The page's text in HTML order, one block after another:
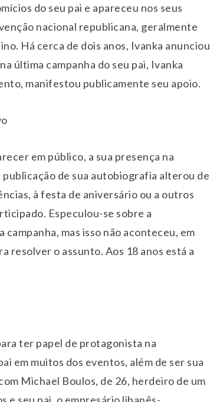
do seu pai e apareceu nos seus
nacional republicana, geralmente
Há cerca de dois anos, Ivanka anunciou
última campanha do seu pai, Ivanka
manifestou publicamente seu apoio.
em público, a sua presença na
de sua autobiografia alterou de
à festa de aniversário ou a outros
Especulou-se sobre a
mas isso não aconteceu, em
resolver o assunto. Aos 18 anos está a
ter papel de protagonista na
em muitos dos eventos, além de ser sua
Michael Boulos, de 26, herdeiro de um